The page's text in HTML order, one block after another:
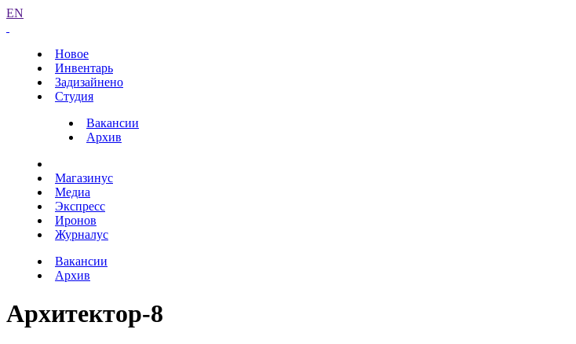
EN
Новое
Инвентарь
Задизайнено
Студия
Вакансии
Архив
Магазинус
Медиа
Экспресс
Иронов
Журналус
Вакансии
Архив
Архитектор-8